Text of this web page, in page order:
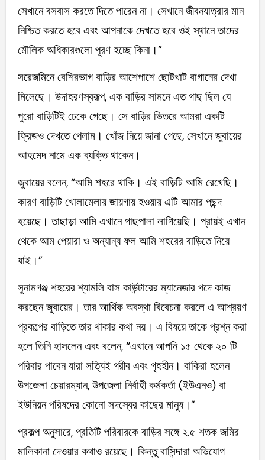
সেখানে বসবাস করতে দিতে পারেন না। সেখানে জীবনযাত্রার মান
নিশ্চিত করতে হবে এবং আপনাকে দেখতে হবে ওই স্থানে তাদের
মৌলিক অধিকারগুলো পূরণ হচ্ছে কিনা।”
সরেজমিনে বেশিরভাগ বাড়ির আশেপাশে ছোটখাট বাগানের দেখা
মিলেছে। উদাহরণস্বরূপ, এক বাড়ির সামনে এত গাছ ছিল যে
পুরো বাড়িটিই ঢেকে গেছে। সে বাড়ির ভিতরে আমরা একটি
ফ্রিজও দেখতে পেলাম। খোঁজ নিয়ে জানা গেছে, সেখানে জুবায়ের
আহমেদ নামে এক ব্যক্তি থাকেন।
জুবায়ের বলেন, “আমি শহরে থাকি। এই বাড়িটি আমি রেখেছি।
কারণ বাড়িটি খোলামেলায় জায়গায় হওয়ায় এটি আমার পছন্দ
হয়েছে। তাছাড়া আমি এখানে গাছপালা লাগিয়েছি। প্রায়ই এখান
থেকে আম পেয়ারা ও অন্যান্য ফল আমি শহরের বাড়িতে নিয়ে
যাই।”
সুনামগঞ্জ শহরের শ্যামলি বাস কাউন্টারের ম্যানেজার পদে কাজ
করছেন জুবায়ের। তার আর্থিক অবস্থা বিবেচনা করলে এ আশ্রয়ণ
প্রকল্পের বাড়িতে তার থাকার কথা নয়। এ বিষয়ে তাকে প্রশ্ন করা
হলে তিনি হাসলেন এবং বলেন, “এখানে আপনি ১৫ থেকে ২০ টি
পরিবার পাবেন যারা সত্যিই গরীব এবং গৃহহীন। বাকিরা হলেন
উপজেলা চেয়ারম্যান, উপজেলা নির্বাহী কর্মকর্তা (ইউএনও) বা
ইউনিয়ন পরিষদের কোনো সদস্যের কাছের মানুষ।”
প্রকল্প অনুসারে, প্রতিটি পরিবারকে বাড়ির সঙ্গে ২.৫ শতক জমির
মালিকানা দেওয়ার কথাও রয়েছে। কিন্তু বাসিন্দারা অভিযোগ